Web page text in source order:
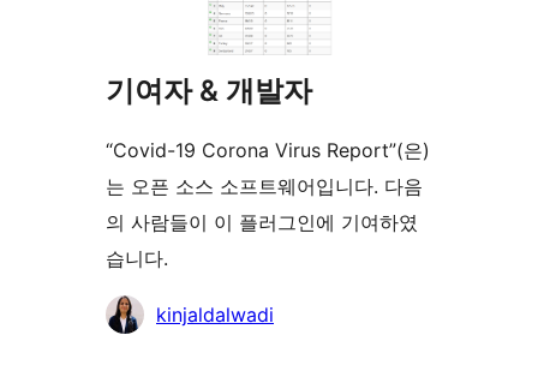
기여자 & 개발자
“Covid-19 Corona Virus Report”(은)
는 오픈 소스 소프트웨어입니다. 다음
의 사람들이 이 플러그인에 기여하였
습니다.
기
kinjaldalwadi